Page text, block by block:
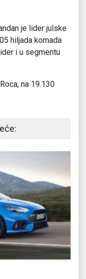
je lider julske
hiljada komada
i u segmentu
na 19.130